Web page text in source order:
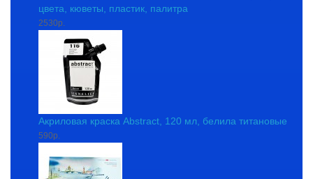
цвета, кюветы, пластик, палитра
2530р.
Акриловая краска Abstract, 120 мл, белила титановые
590р.